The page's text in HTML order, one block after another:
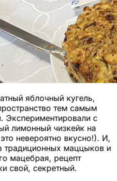
яблочный кугель,
тем самым
Экспериментировали с
лимонный чизкейк на
невероятно вкусно!). И,
традиционных маццыков и
мацебрая, рецепт
свой, секретный.